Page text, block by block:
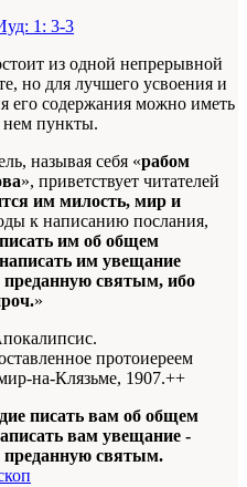
1: 3-3
из одной непрерывной
но для лучшего усвоения и
его содержания можно иметь
нем пункты.
называя себя «рабом
», приветствует читателей
им милость, мир и
к написанию послания,
им об общем
им увещание
преданную святым, ибо
»
протоиереем
на-Клязьме, 1907.++
писать вам об общем
вам увещание -
преданную святым.